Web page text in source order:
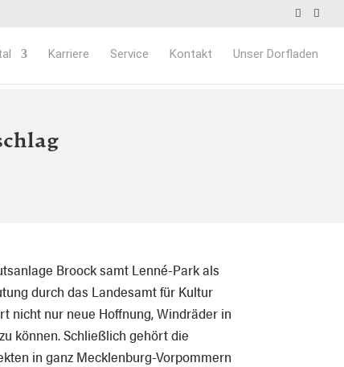
Karriere Service Kontakt Unser Dorfladen
Broock samt Lenné-Park als
durch das Landesamt für Kultur
nicht nur neue Hoffnung, Windräder in
können. Schließlich gehört die
in ganz Mecklenburg-Vorpommern